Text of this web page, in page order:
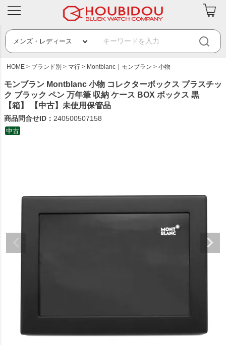
HOME ブランド別 マ行 Montblanc｜モンブラン 小物
モンブラン Montblanc 小物 コレクターボックス プラスチッ
ク ブラック ペン 万年筆 収納 ケース BOX ボックス 黒
【箱】 【中古】未使用保管品
商品問合せID： 240500507158
中古